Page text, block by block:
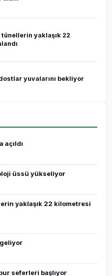
yaklaşık 22
yuvalarını bekliyor
açıldı
üssü yükseliyor
yaklaşık 22 kilometresi
seferleri başlıyor